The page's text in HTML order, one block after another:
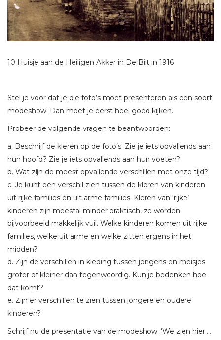
10 Huisje aan de Heiligen Akker in De Bilt in 1916
Stel je voor dat je die foto’s moet presenteren als een soort
modeshow. Dan moet je eerst heel goed kijken.
Probeer de volgende vragen te beantwoorden:
a. Beschrijf de kleren op de foto’s. Zie je iets opvallends aan
hun hoofd? Zie je iets opvallends aan hun voeten?
b. Wat zijn de meest opvallende verschillen met onze tijd?
c. Je kunt een verschil zien tussen de kleren van kinderen
uit rijke families en uit arme families. Kleren van ‘rijke’
kinderen zijn meestal minder praktisch, ze worden
bijvoorbeeld makkelijk vuil. Welke kinderen komen uit rijke
families, welke uit arme en welke zitten ergens in het
midden?
d. Zijn de verschillen in kleding tussen jongens en meisjes
groter of kleiner dan tegenwoordig. Kun je bedenken hoe
dat komt?
e. Zijn er verschillen te zien tussen jongere en oudere
kinderen?
Schrijf nu de presentatie van de modeshow. ‘We zien hier….